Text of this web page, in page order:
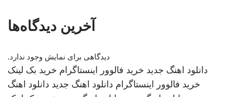
آخرین دیدگاه‌ها
دیدگاهی برای نمایش وجود ندارد.
دانلود اهنگ جدید خرید فالوور اینستاگرام خرید بک لینک
خرید فالوور اینستاگرام دانلود اهنگ جدید دانلود اهنگ